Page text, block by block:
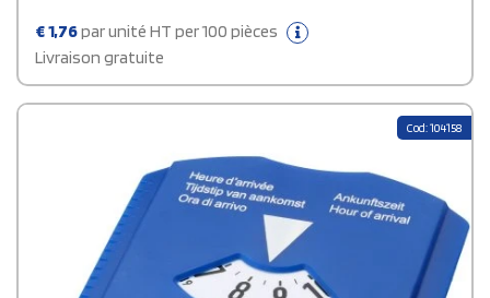
€1,76par unité HT per 100 pièces
Livraison gratuite
Cod: 104158